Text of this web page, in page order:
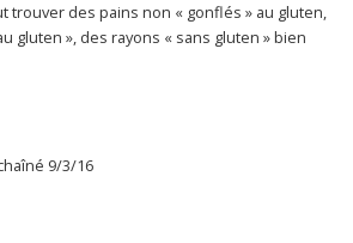
trouver des pains non « gonflés » au gluten,
gluten », des rayons « sans gluten » bien
9/3/16